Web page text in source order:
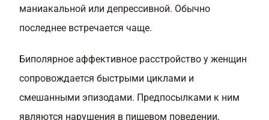
маниакальной или депрессивной. Обычно
последнее встречается чаще.
Биполярное аффективное расстройство у женщин
сопровождается быстрыми циклами и
смешанными эпизодами. Предпосылками к ним
являются нарушения в пищевом поведении,